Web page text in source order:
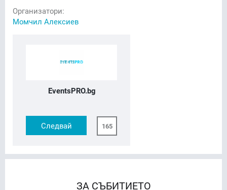
Организатори:
Момчил Алексиев
EventsPRO.bg
Следвай 165
ЗА СЪБИТИЕТО